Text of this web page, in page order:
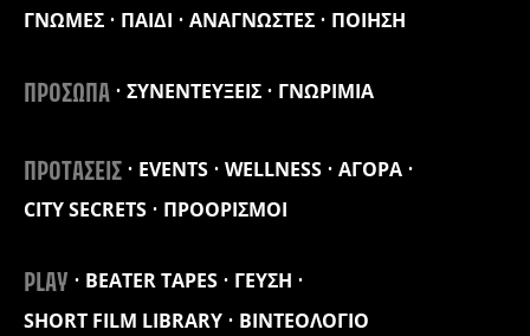
ΓΝΩΜΕΣ
ΠΑΙΔΙ ΑΝΑΓΝΩΣΤΕΣ ΠΟΙΗΣΗ
ΠΡΟΣΩΠΑ ΣΥΝΕΝΤΕΥΞΕΙΣ ΓΝΩΡΙΜΙΑ
ΠΡΟΤΑΣΕΙΣ EVENTS WELLNESS
ΑΓΟΡΑ
CITY SECRETS
ΠΡΟΟΡΙΣΜΟΙ
PLAY BEATER TAPES
ΓΕΥΣΗ
SHORT FILM LIBRARY
ΒΙΝΤΕΟΛΟΓΙΟ